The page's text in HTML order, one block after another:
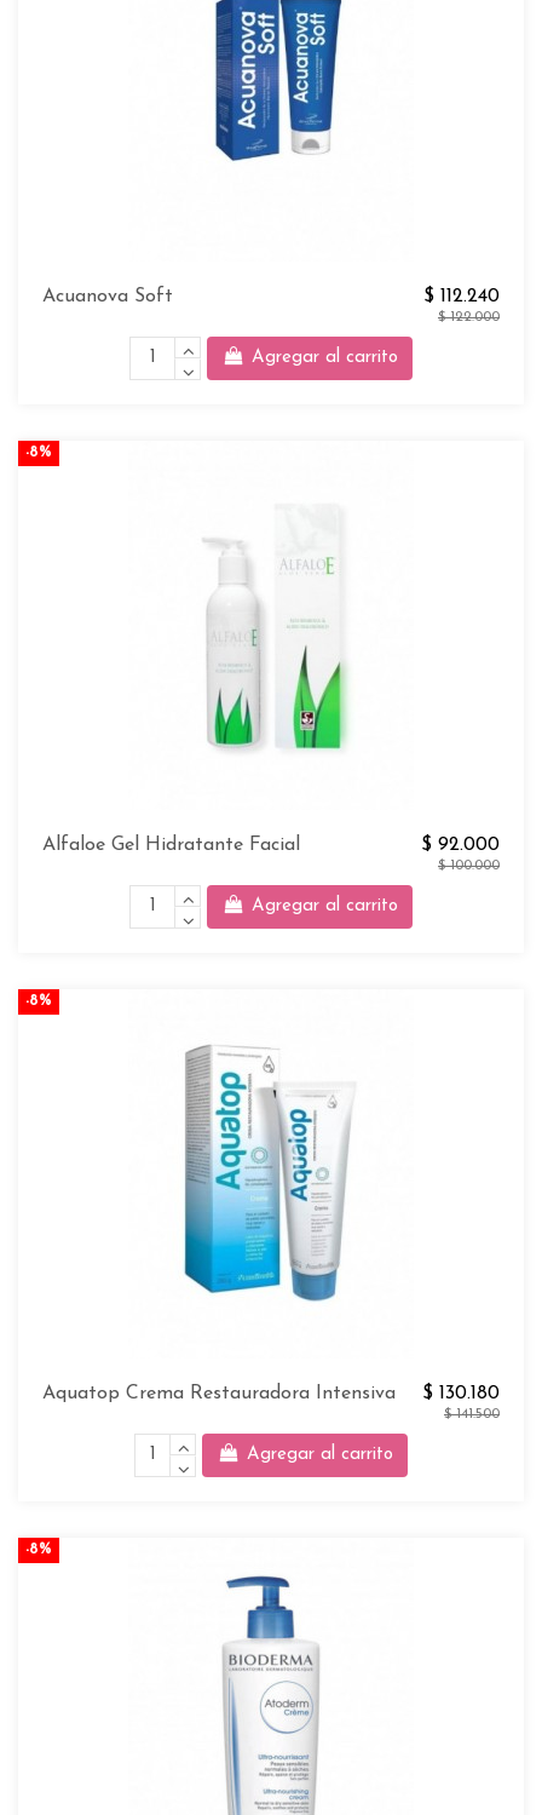
Acuanova Soft $ 112.240
$ 122.000
Agregar al carrito
-8%
Alfaloe Gel Hidratante Facial $ 92.000
$ 100.000
Agregar al carrito
-8%
Aquatop Crema Restauradora Intensiva $ 130.180
$ 141.500
Agregar al carrito
-8%